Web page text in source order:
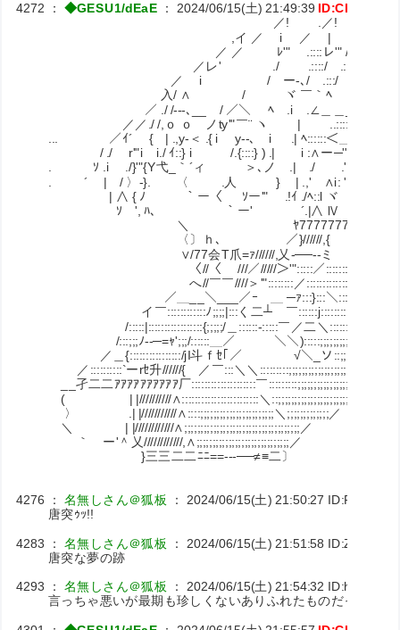
4272 ：◆GESU1/dEaE ： 2024/06/15(土) 21:49:39
／! .／!
,イ ／ i ／ | ／!
／ ／ ﾚ'" .::::レ'" /.|
／レ' ./ .::::/ .:::/ :ﾚ'!
／ i / ー-､/ .:::/ / ,
入/ ∧ / ヾ ￣｀ﾍ /／/
／ ./ /-‐-､__ / ／＼ ﾍ .i .∠＿＿_
／／./ /,ｏ ｏ ノty'"￣¨ ヽ | ..::::::／
... ／ｲ´ { | .,y-＜ .{ i y‐-､ i .| ﾍ::::::＜＿
/ ./ r'"i i./ ｲ::} i ゞ /.{::::} ) .| i :∧ー─'" 最新
. ｿ .i ./}'"{Y弋_｀´ィ ＞､ノ .| ./ .',
. ´ | / 〉-}. 〈 .人 } | .,'
| ∧ { ﾉ ｀ー〈 ｿー'" .!ｲ ./ﾍ::l ヾ
ｿ ', ﾊ､ ｀ー' ´.|∧ Ⅳ
＼ ﾔ7777777
〈〕ｈ､ ／}//////,{
∨/77会T爪=ｧ//////,乂-──--ミ
〈//〈 ///／/////＞'":::::／:::::::::::::ﾍ
へ//￣￣////＞'"::::::::／::::::::::::::::::;;;;;;;,
／＿__＼___／ｰ￣＿ ─ｧ:::}:::＼
イ￣::::::::::::ﾉ;;;;|:::く二┴ ￣::::::j::::::::::＼
/:::::|:::::::::::::::::{;;;;;/＿::::::‐:::::￣／二＼::::::::＼
/:::;;;ﾉ--─=ｬ';;;/::::::＿／￣￣￣＼＼):::::;;;;;;;;;;;;;;;;;;
／＿{::::::::::::::::/jI斗ｆｾ｢／ √＼_ソ
／::::::::::`ーrｾ升//////{ ／￣:::＼＼:::::::::;;;;;;;;;;;;;;;;;;;;;/
__孑二二ｱｱｱｱｱｱｱｱｱｱ厂::::::::::::::::::::￣:::::::::;;;;;;;;;;;;;;;;;;;/
( | |//////////∧::::::::::::::::::::::::＼::;;;;;;;;;;;;;;;;;;;;;;;
〉 .| |///////////∧::::;;;;;;;;;;;;;;;;;;;;;;;＼;;;;;;;;;;;;;／
＼ | |////////////∧;;;;;;;;;;;;;;;;;;;;;;;;;;;;;;;;;;;;／
｀ ー'＾乂////////////,∧;;;;;;;;;;;;;;;;;;;;;;;;;;;;;／
}三三二二ﾆﾆ==---──≠≡二〕
4276 ：名無しさん＠狐板 ： 2024/06/15(土) 21:50:27
唐突ｩｯ!!
4283 ：名無しさん＠狐板 ： 2024/06/15(土) 21:51:58 ID:ZTrtLqOv
唐突な夢の跡
4293 ：名無しさん＠狐板 ： 2024/06/15(土) 21:54:32
言っちゃ悪いが最期も珍しくないありふれたものだったんだ